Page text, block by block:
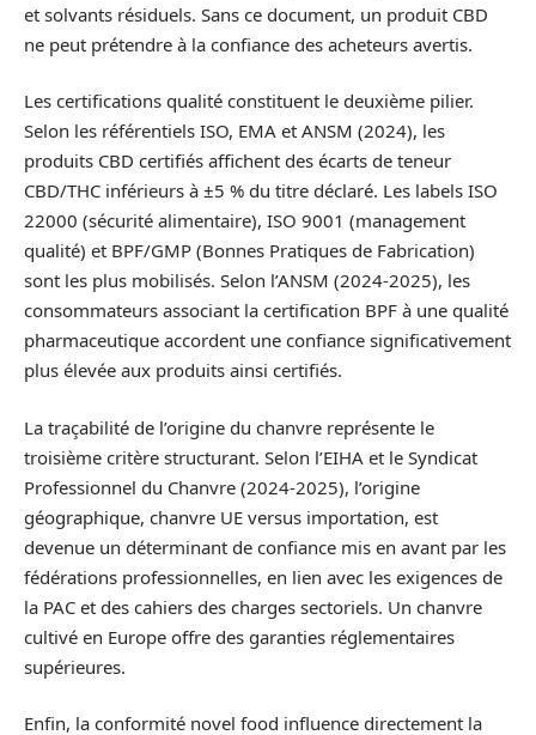
et solvants résiduels. Sans ce document, un produit CBD
ne peut prétendre à la confiance des acheteurs avertis.
Les certifications qualité constituent le deuxième pilier.
Selon les référentiels ISO, EMA et ANSM (2024), les
produits CBD certifiés affichent des écarts de teneur
CBD/THC inférieurs à ±5 % du titre déclaré. Les labels ISO
22000 (sécurité alimentaire), ISO 9001 (management
qualité) et BPF/GMP (Bonnes Pratiques de Fabrication)
sont les plus mobilisés. Selon l’ANSM (2024-2025), les
consommateurs associant la certification BPF à une qualité
pharmaceutique accordent une confiance significativement
plus élevée aux produits ainsi certifiés.
La traçabilité de l’origine du chanvre représente le
troisième critère structurant. Selon l’EIHA et le Syndicat
Professionnel du Chanvre (2024-2025), l’origine
géographique, chanvre UE versus importation, est
devenue un déterminant de confiance mis en avant par les
fédérations professionnelles, en lien avec les exigences de
la PAC et des cahiers des charges sectoriels. Un chanvre
cultivé en Europe offre des garanties réglementaires
supérieures.
Enfin, la conformité novel food influence directement la